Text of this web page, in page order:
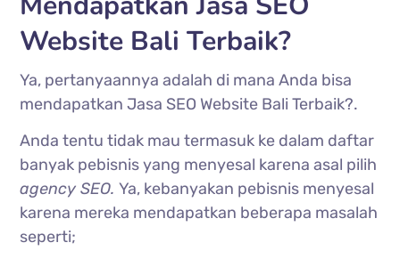
Website Bali Terbaik?
Ya, pertanyaannya adalah di mana Anda bisa
mendapatkan Jasa SEO Website Bali Terbaik?.
Anda tentu tidak mau termasuk ke dalam daftar
banyak pebisnis yang menyesal karena asal pilih
agency SEO.Ya, kebanyakan pebisnis menyesal
karena mereka mendapatkan beberapa masalah
seperti;